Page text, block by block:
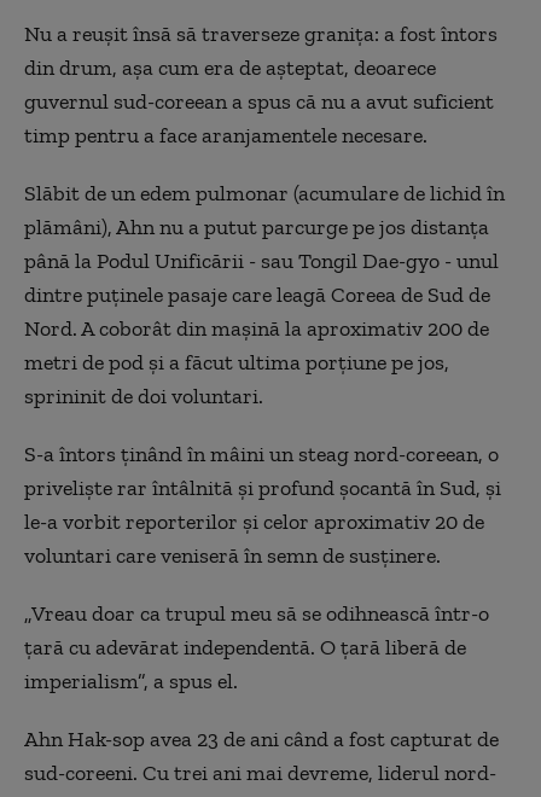
Nu a reușit însă să traverseze granița: a fost întors
din drum, așa cum era de așteptat, deoarece
guvernul sud-coreean a spus că nu a avut suficient
timp pentru a face aranjamentele necesare.
Slăbit de un edem pulmonar (acumulare de lichid în
plămâni), Ahn nu a putut parcurge pe jos distanța
până la Podul Unificării - sau Tongil Dae-gyo - unul
dintre puținele pasaje care leagă Coreea de Sud de
Nord. A coborât din mașină la aproximativ 200 de
metri de pod și a făcut ultima porțiune pe jos,
sprininit de doi voluntari.
S-a întors ținând în mâini un steag nord-coreean, o
priveliște rar întâlnită și profund șocantă în Sud, și
le-a vorbit reporterilor și celor aproximativ 20 de
voluntari care veniseră în semn de susținere.
„Vreau doar ca trupul meu să se odihnească într-o
țară cu adevărat independentă. O țară liberă de
imperialism”, a spus el.
Ahn Hak-sop avea 23 de ani când a fost capturat de
sud-coreeni. Cu trei ani mai devreme, liderul nord-